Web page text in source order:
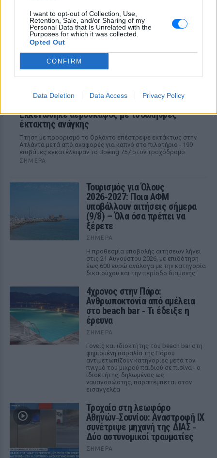
I want to opt-out of Collection, Use,
Retention, Sale, and/or Sharing of my
Personal Data that Is Unrelated with the
Purposes for which it was collected.
Opted Out
CONFIRM
Data Deletion Data Access Privacy Policy
αφέθηκαν ελεύθεροι μετά τη
σχηματισθείσα δικογραφία.
Εκκενώθηκε αεροσκάφος με τσουλήθρες
έκτακτης ανάγκης
Πτήση με προορισμό το Ορλάντο επέστρεψε εκτάκτως στην
Ατλάντα μετά από αναφορές για καπνό στο πιλοτήριο - 199
επιβάτες εγκατέλειψαν το Boeing 757 στον τροχόδρομο.
ΣΉΜΕΡΑ
Τουρισμός για Όλους
2026‑2027: Ποια ΑΦΜ
υποβάλλουν αιτήσεις σήμερα
(9/8) – Όλα όσα πρέπει να
ξέρετε
ΣΉΜΕΡΑ
Η προθεσμία υποβολής αιτήσεων λήγει
στις 21 Αυγούστου 2026, με επιδότηση
έως 600 ευρώ ανάλογα με την κατηγορία
δικαιούχου και την περίοδο διαμονής.
4χρονος στην Πάρο:
Ανθρωποκτονία από αμέλεια
στο beach bar ‑ Τι έδειξε η
έρευνα
ΣΉΜΕΡΑ
Γονείς και ιδιοκτήτης του beach bar στη
φημισμένη παραλία της Πάρου
αντιμετωπίζουν κατηγορίες μετά τον
πνιγμό του μικρού παιδιού σε πισίνα - ο
ιδιοκτήτης, δηλωμένος ως
ναυαγοσώστης, παραπέμπεται στον
εισαγγελέα
Τροχαίο στη λεωφόρο
Αθηνών‑Σουνίου: Αναστροφή ΙΧ
συνέτριψε μηχανή της ΔΙΑΣ ‑
Δύο αστυνομικοί τραυματίες
ΣΉΜΕΡΑ